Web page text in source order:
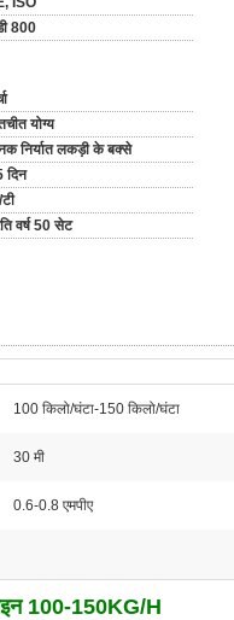
800
योग्य
निर्यात लकड़ी के बक्से
दिन
वर्ष 50 सेट
100 किलो/घंटा-150 किलो/घंटा
30 मी
0.6-0.8 एमपीए
100-150KG/H